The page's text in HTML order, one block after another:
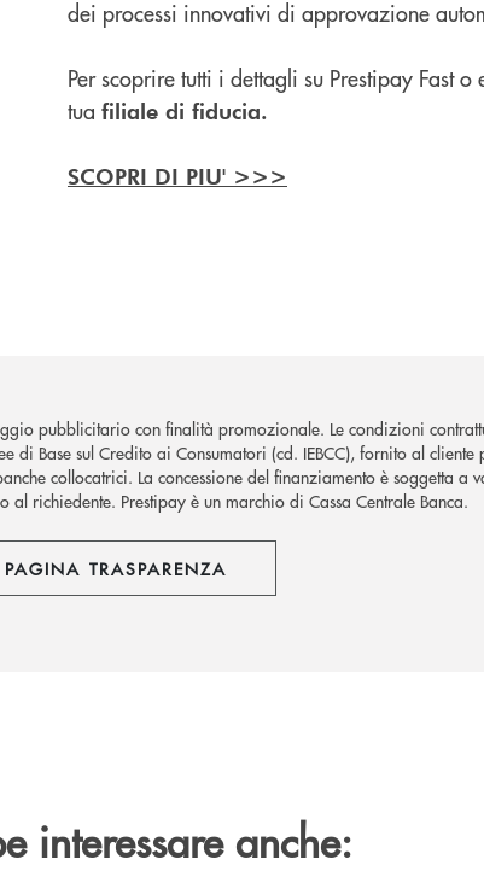
dei processi innovativi di approvazione
Per scoprire tutti i dettagli su Prestipay Fast
tua filiale di fiducia.
SCOPRI DI PIU' >>>
pubblicitario con finalità promozionale. Le condizioni
di Base sul Credito ai Consumatori (cd. IEBCC), fornito al
collocatrici. La concessione del finanziamento è soggetta
al richiedente. Prestipay è un marchio di Cassa Centrale Banca.
PAGINA TRASPARENZA
interessare anche: